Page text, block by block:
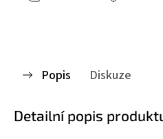
Popis Diskuze
Detailní popis